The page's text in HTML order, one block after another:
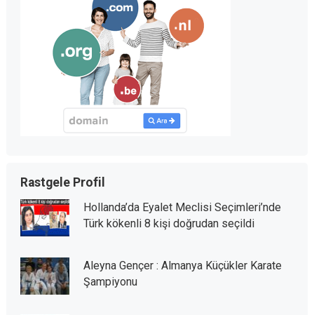
Rastgele Profil
Hollanda’da Eyalet Meclisi Seçimleri’nde
Türk kökenli 8 kişi doğrudan seçildi
Aleyna Gençer : Almanya Küçükler Karate
Şampiyonu